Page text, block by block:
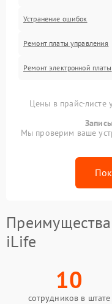
Устранение ошибок
Ремонт платы управления
Ремонт электронной платы
Цены в прайс-листе
Мы проверим ваше
iLife
10
сотрудников в штате